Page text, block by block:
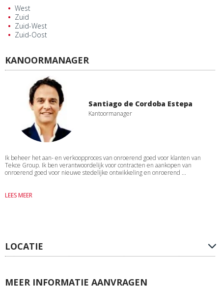
West
Zuid
Zuid-West
Zuid-Oost
KANOORMANAGER
Santiago de Cordoba Estepa
Kantoormanager
Ik beheer het aan- en verkoopproces van onroerend goed voor klanten van
Tekce Group. Ik ben verantwoordelijk voor contracten en aankopen van
onroerend goed voor nieuwe stedelijke ontwikkeling en onroerend ...
LEES MEER
LOCATIE
MEER INFORMATIE AANVRAGEN